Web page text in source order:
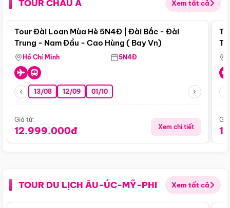
TOUR CHÂU Á Xem tất cả
Điểm nổi bật
Tour Đài Loan Mùa Hè 5N4Đ | Đài Bắc - Đài
Trung - Nam Đầu - Cao Hùng ( Bay Vn)
Hồ Chí Minh 5N4Đ
13/08 12/09 01/10
Giá từ:
12.999.000đ Xem chi tiết
TOUR DU LỊCH ÂU-ÚC-MỸ-PHI Xem tất cả
Điểm nổi bật